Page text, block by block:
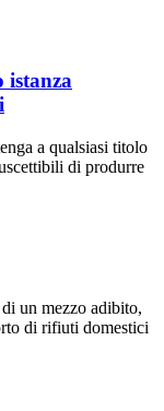
istanza
a qualsiasi titolo
di produrre
un mezzo adibito,
di rifiuti domestici